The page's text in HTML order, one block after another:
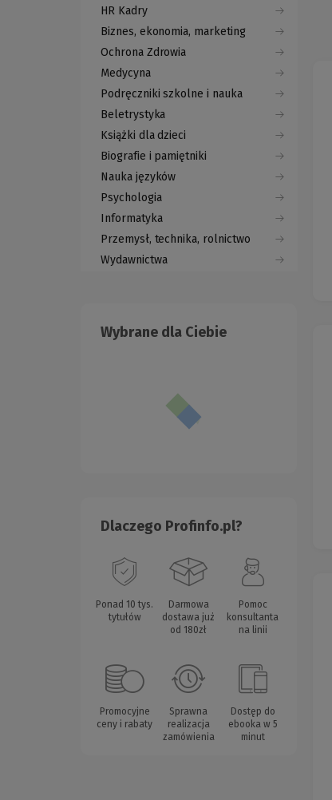
HR Kadry
Biznes, ekonomia, marketing
Ochrona Zdrowia
Medycyna
Podręczniki szkolne i nauka
Beletrystyka
Książki dla dzieci
Biografie i pamiętniki
Nauka języków
Psychologia
Informatyka
Przemysł, technika, rolnictwo
Wydawnictwa
Wybrane dla Ciebie
Dlaczego Profinfo.pl?
Ponad 10 tys.
tytułów
Darmowa
dostawa już
od 180zł
Pomoc
konsultanta
na linii
Promocyjne
ceny i rabaty
Sprawna
realizacja
zamówienia
Dostęp do
ebooka w 5
minut